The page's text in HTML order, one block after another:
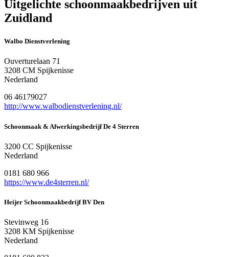
Uitgelichte schoonmaakbedrijven uit
Zuidland
Walbo Dienstverlening
Ouverturelaan 71
3208 CM Spijkenisse
Nederland
06 46179027
http://www.walbodienstverlening.nl/
Schoonmaak & Afwerkingsbedrijf De 4 Sterren
3200 CC Spijkenisse
Nederland
0181 680 966
https://www.de4sterren.nl/
Heijer Schoonmaakbedrijf BV Den
Stevinweg 16
3208 KM Spijkenisse
Nederland